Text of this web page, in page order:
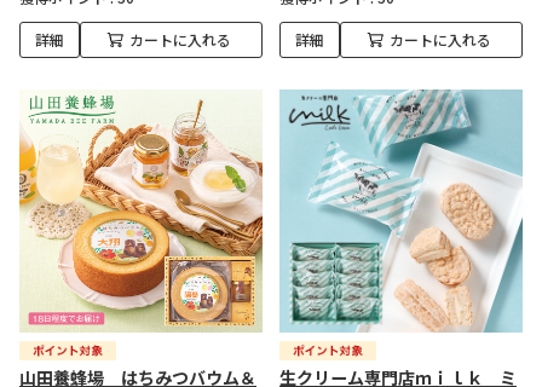
詳細 カートに入れる 詳細 カートに入れる
山田養蜂場 はちみつバウム＆
生クリーム専門店ｍｉｌｋ ミ